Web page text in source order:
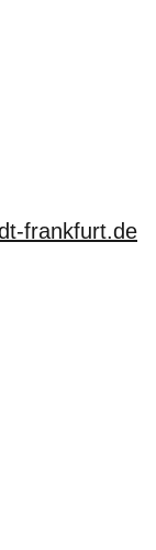
frankfurt.de